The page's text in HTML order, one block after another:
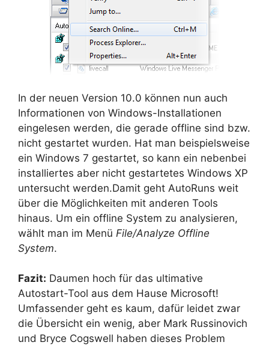
In der neuen Version 10.0 können nun auch
Informationen von Windows-Installationen
eingelesen werden, die gerade offline sind bzw.
nicht gestartet wurden. Hat man beispielsweise
ein Windows 7 gestartet, so kann ein nebenbei
installiertes aber nicht gestartetes Windows XP
untersucht werden.Damit geht AutoRuns weit
über die Möglichkeiten mit anderen Tools
hinaus. Um ein offline System zu analysieren,
wählt man im Menü File/Analyze Offline
System.
Fazit: Daumen hoch für das ultimative
Autostart-Tool aus dem Hause Microsoft!
Umfassender geht es kaum, dafür leidet zwar
die Übersicht ein wenig, aber Mark Russinovich
und Bryce Cogswell haben dieses Problem